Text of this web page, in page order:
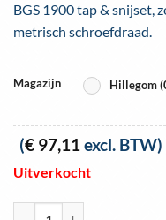
was:
€
BGS 1900 tap & snijset,
metrisch schroefdraad.
Magazijn Hillegom
Oorspronkelijke
prijs
was:
€ 127,95.
Huidige
prijs
is:
€ 117,50.
(€ 97,11excl. BTW)
Uitverkocht